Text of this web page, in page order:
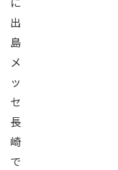
出
島
メ
ッ
セ
長
崎
で